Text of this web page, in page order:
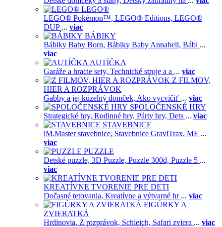
LEGO®
LEGO® Pokémon™, LEGO® Editions, LEGO®
DUP ... viac
BÁBIKY
Bábiky Baby Born, Bábiky Baby Annabell, Bábi ...
viac
AUTÍČKA
Garáže a hracie sety, Technické stroje a a ... viac
Z FILMOV,
HIER A ROZPRÁVOK
Gabby a jej kúzelný domček, Ako vycvičiť ... viac
SPOLOČENSKÉ HRY
Strategické hry, Rodinné hry, Párty hry, Dets ... viac
STAVEBNICE
iM.Master stavebnice, Stavebnice GraviTrax, ME ...
viac
PUZZLE
Detské puzzle, 3D Puzzle, Puzzle 300d, Puzzle 5 ...
viac
KREATÍVNE TVORENIE PRE DETI
Dočasné tetovania, Kreatívne a výtvarné hr ... viac
FIGÚRKY A
ZVIERATKÁ
Hrdinovia, Z rozprávok, Schleich, Safari zviera ... viac